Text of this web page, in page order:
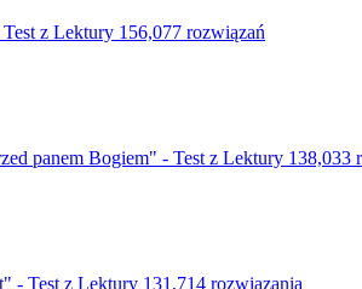
z Lektury 156,077 rozwiązań
panem Bogiem" - Test z Lektury 138,033
- Test z Lektury 131,714 rozwiązania